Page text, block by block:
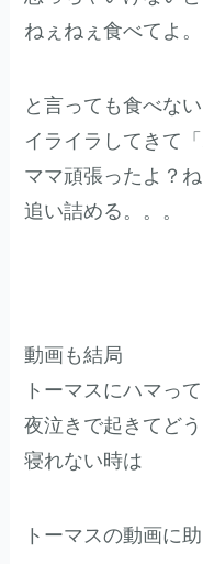
ねぇねぇ食べてよ。
と言っても食べない
イライラしてきて
ママ頑張ったよ？
追い詰める。。。
動画も結局
トーマスにハマっ
夜泣きで起きてど
寝れない時は
トーマスの動画に